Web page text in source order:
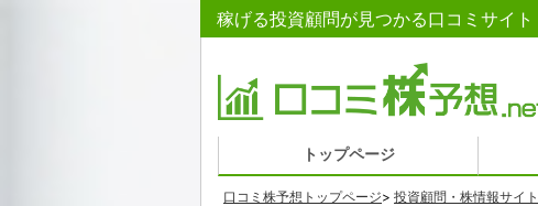
稼げる投資顧問が見つかる口コミサイ
トップページ
口コミ株予想トップページ> 投資顧問・株情報サイ